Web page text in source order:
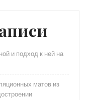
и подход к ней на
матов из